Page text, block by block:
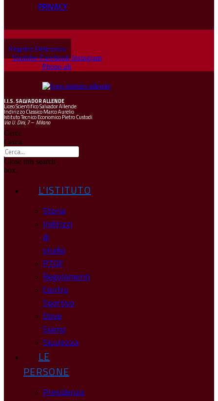
PRIVACY
Registro Elettronico
Youtube Facebook Instagram
Phone-alt
I.I.S.SALVADOR ALLENDE
Liceo Scientifico Salvador Allende
Indirizzo Classico Marco Aurelio
Istituto Tecnico Economico Pietro Custodi
Via U. Dini, 7 – Milano
Cerca
Cerca
Close this search
box.
L’ISTITUTO
Storia
Indirizzi
di
studio
PTOF
Regolamenti
Centro
Sportivo
Dove
Siamo
Sicurezza
LE
PERSONE
Presidenza